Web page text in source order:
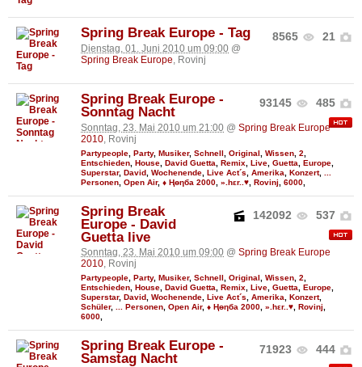
8565 21
Spring Break Europe - Tag
Dienstag, 01. Juni 2010 um 09:00 @
Spring Break Europe , Rovinj
93145 485
Spring Break Europe -
Sonntag Nacht
Sonntag, 23. Mai 2010 um 21:00 @ Spring Break Europe
2010 , Rovinj
Partypeople Party, Musiker, Schnell Original Wissen 2
Entschieden House David Guetta Remix Live Guetta Europe
Superstar, David Wochenende Live Act´s Amerika Konzert,
Personen Open Air, ♦ Ңөηба 2000 ».hεr..♥ Rovinj 6000
142092 537
Spring Break
Europe - David
Guetta live
Sonntag, 23. Mai 2010 um 09:00 @ Spring Break Europe
2010, Rovinj
Partypeople Party, Musiker, Schnell Original Wissen 2
Entschieden House David Guetta Remix Live Guetta Europe
Superstar, David Wochenende Live Act´s Amerika Konzert,
Schüler, ... Personen Open Air, ♦ Ңөηба 2000 ».hεr..♥ Rovinj
6000
71923 444
Spring Break Europe -
Samstag Nacht